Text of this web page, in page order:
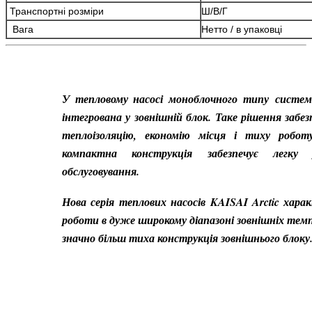
Транспортні розміри
Ш/В/Г
Вага
Нетто / в упаковці
У тепловому насосі моноблочного типу
інтегрована у зовнішній блок. Таке рішення
теплоізоляцію, економію місця і тиху
компактна конструкція забезпечує
обслуговування.
Нова серія теплових насосів KAISAI Arctic
роботи в дуже широкому діапазоні зовнішніх
значно більш тиха конструкція зовнішнього